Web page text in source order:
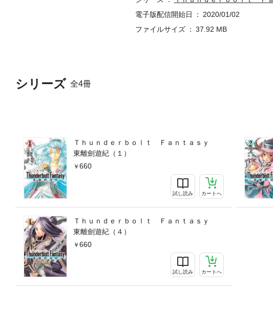
シリーズ 全4冊
Ｔｈｕｎｄｅｒｂｏｌｔ Ｆａｎｔａｓｙ
東離劍遊紀（１）
660
試し読み カートへ
Ｔｈｕｎｄｅｒｂｏｌｔ Ｆａｎｔａｓｙ
東離劍遊紀（４）
660
試し読み カートへ
電子版配信開始日
2020/01/02
ファイルサイズ
37.92 MB